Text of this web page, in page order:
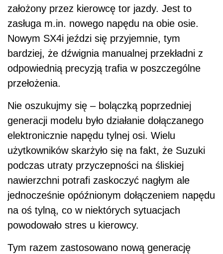
założony przez kierowcę tor jazdy. Jest to
zasługa m.in. nowego napędu na obie osie.
Nowym SX4i jeździ się przyjemnie, tym
bardziej, że dźwignia manualnej przekładni z
odpowiednią precyzją trafia w poszczególne
przełożenia.
Nie oszukujmy się – bolączką poprzedniej
generacji modelu było działanie dołączanego
elektronicznie napędu tylnej osi. Wielu
użytkowników skarżyło się na fakt, że Suzuki
podczas utraty przyczepności na śliskiej
nawierzchni potrafi zaskoczyć nagłym ale
jednocześnie opóźnionym dołączeniem napędu
na oś tylną, co w niektórych sytuacjach
powodowało stres u kierowcy.
Tym razem zastosowano nową generację